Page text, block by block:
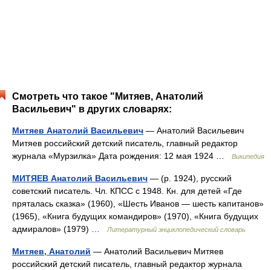
Смотреть что такое "Митяев, Анатолий
Васильевич" в других словарях:
Митяев Анатолий Васильевич — Анатолий Васильевич
Митяев российский детский писатель, главный редактор
журнала «Мурзилка» Дата рождения: 12 мая 1924 …
Википедия
МИТЯЕВ Анатолий Васильевич — (р. 1924), русский
советский писатель. Чл. КПСС с 1948. Кн. для детей «Где
пряталась сказка» (1960), «Шесть Иванов — шесть капитанов»
(1965), «Книга будущих командиров» (1970), «Книга будущих
адмиралов» (1979) …Литературный энциклопедический словарь
Митяев, Анатолий — Анатолий Васильевич Митяев
российский детский писатель, главный редактор журнала